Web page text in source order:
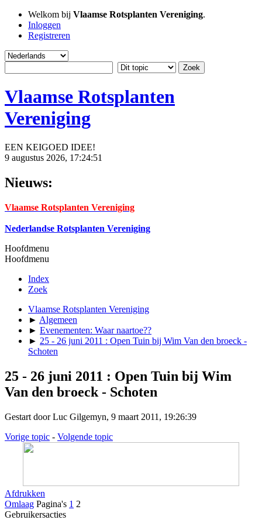
Welkom bij Vlaamse Rotsplanten Vereniging.
Inloggen
Registreren
Vlaamse Rotsplanten
Vereniging
EEN KEIGOED IDEE!
9 augustus 2026, 17:24:51
Nieuws:
Vlaamse Rotsplanten Vereniging
Nederlandse Rotsplanten Vereniging
Hoofdmenu
Hoofdmenu
Index
Zoek
Vlaamse Rotsplanten Vereniging
► Algemeen
► Evenementen: Waar naartoe??
► 25 - 26 juni 2011 : Open Tuin bij Wim Van den broeck -
Schoten
25 - 26 juni 2011 : Open Tuin bij Wim
Van den broeck - Schoten
Gestart door Luc Gilgemyn, 9 maart 2011, 19:26:39
Vorige topic - Volgende topic
Afdrukken
Omlaag Pagina's 1 2
Gebruikersacties